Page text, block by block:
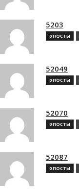
5203
0 ПОСТЫ
52049
0 ПОСТЫ
52070
0 ПОСТЫ
52087
0 ПОСТЫ